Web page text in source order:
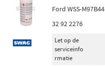
Ford WSS-
32 92 2276
Let op de
serviceinfo
rmatie